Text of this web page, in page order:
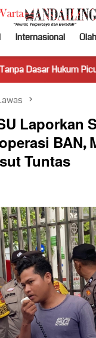
Internasional
Picu Keresahan
Laporkan
BAN,
Tuntas